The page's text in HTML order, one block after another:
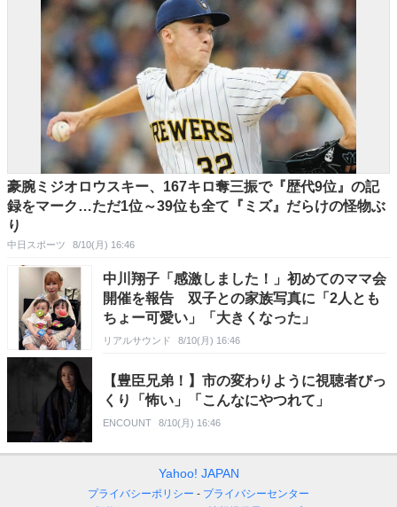
豪腕ミジオロウスキー、167キロ奪三振で『歴代9位』の記
録をマーク…ただ1位～39位も全て『ミズ』だらけの怪物ぶ
り
中日スポーツ 8/10(月) 16:46
中川翔子「感激しました！」初めてのママ会
開催を報告 双子との家族写真に「2人とも
ちょー可愛い」「大きくなった」
リアルサウンド 8/10(月) 16:46
【豊臣兄弟！】市の変わりように視聴者びっ
くり「怖い」「こんなにやつれて」
ENCOUNT 8/10(月) 16:46
Yahoo! JAPAN
プライバシーポリシー
プライバシーセンター